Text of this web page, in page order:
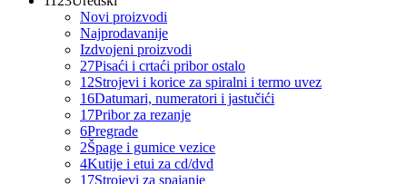
Novi proizvodi
Najprodavanije
Izdvojeni proizvodi
27Pisaći i crtaći pribor ostalo
12Strojevi i korice za spiralni i termo uvez
16Datumari, numeratori i jastučići
17Pribor za rezanje
6Pregrade
2Špage i gumice vezice
4Kutije i etui za cd/dvd
17Strojevi za spajanje